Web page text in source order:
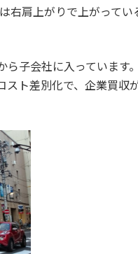
右肩上がりで上がってい
ら子会社に入っています
スト差別化で、企業買収